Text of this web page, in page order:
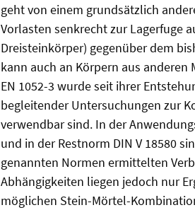
geht von einem grundsätzlich
Vorlasten senkrecht zur Lagerfuge
Dreisteinkörper) gegenüber dem
kann auch an Körpern aus anderen
EN 1052-3 wurde seit ihrer
begleitender Untersuchungen zur
verwendbar sind. In der
und in der Restnorm DIN V 18580
genannten Normen ermittelten
Abhängigkeiten liegen jedoch nur
möglichen Stein-Mörtel-